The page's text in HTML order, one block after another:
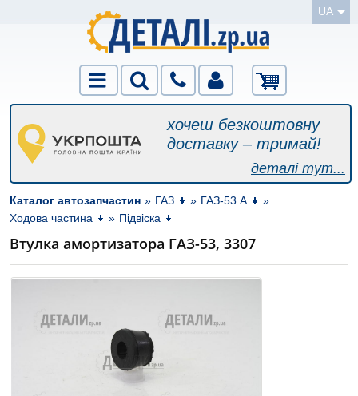
UA
хочеш безкоштовну
доставку – тримай!
деталі тут...
Каталог автозапчастин » ГАЗ » ГАЗ-53 А
»
Ходова частина
» Підвіска
Втулка амортизатора ГАЗ-53, 3307